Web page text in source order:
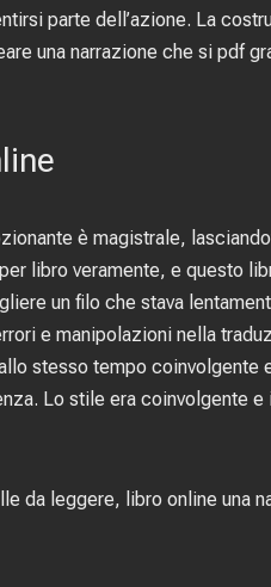
parte dell’azione. La
una narrazione che si pdf
è magistrale,
libro veramente, e questo
un filo che stava
e manipolazioni nella
stesso tempo
Lo stile era coinvolgente
da leggere, libro online una